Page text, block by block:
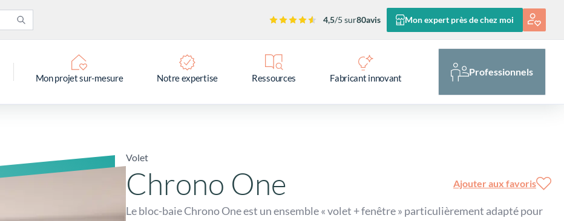
4,5/5 sur80avis Mon expert près de chez moi
Mon projet sur-mesure Notre expertise Ressources Fabricant innovant
Professionnels
Volet
Chrono One Ajouter aux favoris
Le bloc-baie Chrono One est un ensemble « volet + fenêtre » particulièrement adapté pour